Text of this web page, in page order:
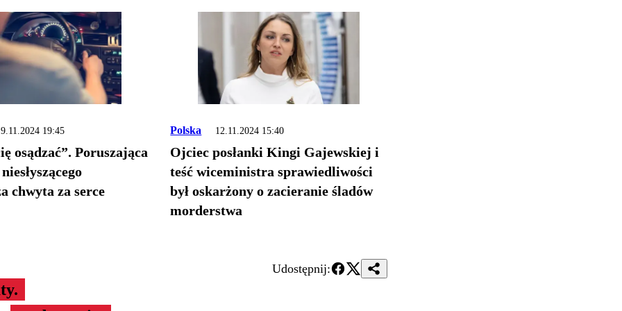
19:45
osądzać”. Poruszająca
chwyta za serce
Polska 12.11.2024 15:40
Ojciec posłanki Kingi Gajewskiej i
teść wiceministra sprawiedliwości
był oskarżony o zacieranie śladów
morderstwa
Udostępnij: